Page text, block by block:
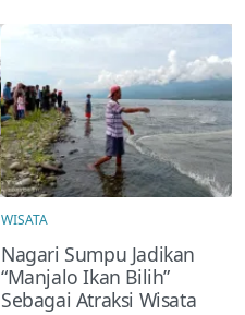
WISATA
Nagari Sumpu Jadikan
“Manjalo Ikan Bilih”
Sebagai Atraksi Wisata